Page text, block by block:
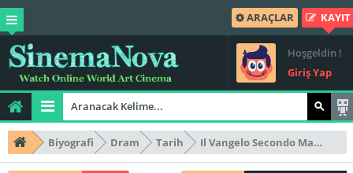
ARAÇLAR KAYIT
Hoşgeldin !
Giriş Yap
Biyografi Dram Tarih Il Vangelo Secondo Matteo